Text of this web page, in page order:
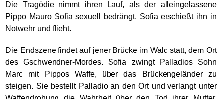
Die Tragödie nimmt ihren Lauf, als der alleingelassene
Pippo Mauro Sofia sexuell bedrängt. Sofia erschießt ihn in
Notwehr und flieht.
Die Endszene findet auf jener Brücke im Wald statt, dem Ort
des Gschwendner-Mordes. Sofia zwingt Palladios Sohn
Marc mit Pippos Waffe, über das Brückengeländer zu
steigen. Sie bestellt Palladio an den Ort und verlangt unter